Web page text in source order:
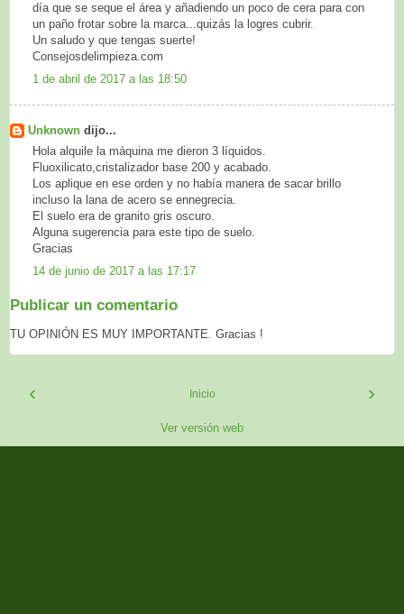
día que se seque el área y añadiendo un poco de cera para con
un paño frotar sobre la marca...quizás la logres cubrir.
Un saludo y que tengas suerte!
Consejosdelimpieza.com
1 de abril de 2017 a las 18:50
Unknown dijo...
Hola alquile la máquina me dieron 3 líquidos.
Fluoxilicato,cristalizador base 200 y acabado.
Los aplique en ese orden y no había manera de sacar brillo
incluso la lana de acero se ennegrecia.
El suelo era de granito gris oscuro.
Alguna sugerencia para este tipo de suelo.
Gracias
14 de junio de 2017 a las 17:17
Publicar un comentario
TU OPINIÓN ES MUY IMPORTANTE. Gracias !
‹ ›
Inicio
Ver versión web